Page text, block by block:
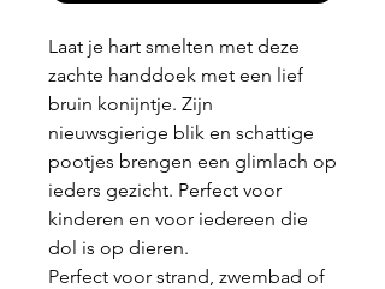
Laat je hart smelten met deze
zachte handdoek met een lief
bruin konijntje. Zijn
nieuwsgierige blik en schattige
pootjes brengen een glimlach op
ieders gezicht. Perfect voor
kinderen en voor iedereen die
dol is op dieren.
Perfect voor strand, zwembad of